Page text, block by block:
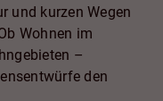
und kurzen Wegen
Wohnen im
–
den